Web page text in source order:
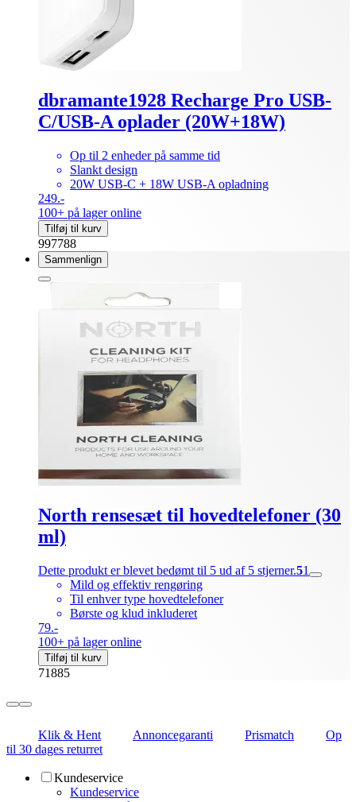
dbramante1928 Recharge Pro USB-
C/USB-A oplader (20W+18W)
Op til 2 enheder på samme tid
Slankt design
20W USB-C + 18W USB-A opladning
249.-
100+ på lager online
Tilføj til kurv
997788
Sammenlign
North rensesæt til hovedtelefoner (30
ml)
Dette produkt er blevet bedømt til 5 ud af 5 stjerner.51
Mild og effektiv rengøring
Til enhver type hovedtelefoner
Børste og klud inkluderet
79.-
100+ på lager online
Tilføj til kurv
71885
Klik & Hent Annoncegaranti Prismatch
Op
til 30 dages returret
Kundeservice
Kundeservice